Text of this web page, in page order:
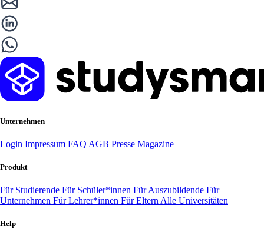
Unternehmen
Login Impressum FAQ AGB Presse Magazine
Produkt
Für Studierende Für Schüler*innen Für Auszubildende Für
Unternehmen Für Lehrer*innen Für Eltern Alle Universitäten
Help